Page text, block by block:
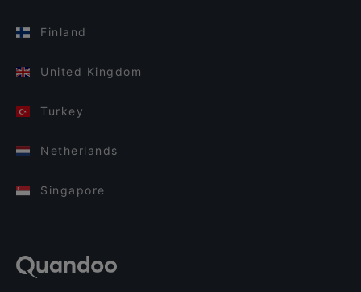
Finland
United Kingdom
Turkey
Netherlands
Singapore